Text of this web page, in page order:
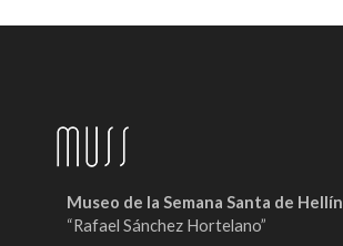
Museo de la Semana Santa de Hellín
“Rafael Sánchez Hortelano”